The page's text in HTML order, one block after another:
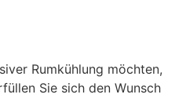
Rumkühlung möchten,
Sie sich den Wunsch